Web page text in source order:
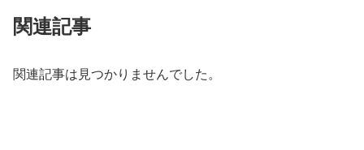
関連記事
関連記事は見つかりませんでした。